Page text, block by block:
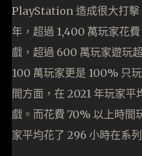
PlayStation 造成很大打擊
年，超過 1,400 萬玩家花
戲，超過 600 萬玩家遊玩
100 萬玩家更是 100% 只
間方面，在 2021 年玩家平
戲。而花費 70% 以上時
家平均花了 296 小時在系